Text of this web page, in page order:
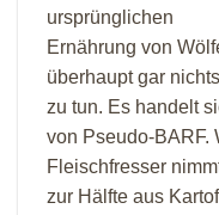
ursprünglichen
Ernährung von
überhaupt gar nichts
zu tun. Es handelt
von Pseudo-BARF.
Fleischfresser
zur Hälfte aus